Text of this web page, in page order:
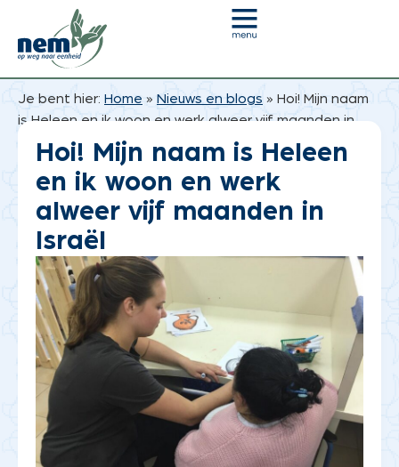
Je bent hier: Home » Nieuws en blogs » Hoi! Mijn naam
is Heleen en ik woon en werk alweer vijf maanden in
IsraëlHoi! Mijn naam is Heleen
en ik woon en werk
alweer vijf maanden in
Israël